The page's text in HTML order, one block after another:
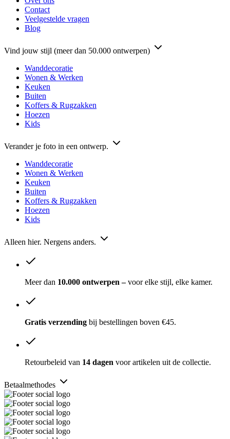
Contact
Veelgestelde vragen
Blog
Vind jouw stijl (meer dan 50.000 ontwerpen)
Wanddecoratie
Wonen & Werken
Keuken
Buiten
Koffers & Rugzakken
Hoezen
Kids
Verander je foto in een ontwerp.
Wanddecoratie
Wonen & Werken
Keuken
Buiten
Koffers & Rugzakken
Hoezen
Kids
Alleen hier. Nergens anders.
Meer dan 10.000 ontwerpen –voor elke stijl, elke kamer.
Gratis verzending bij bestellingen boven €45.
Retourbeleid van 14 dagen voor artikelen uit de collectie.
Betaalmethodes